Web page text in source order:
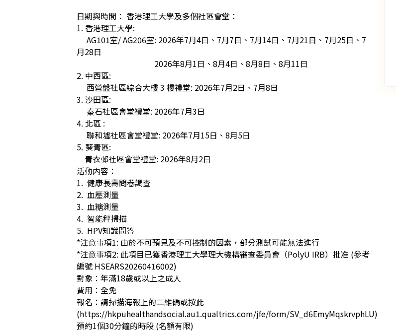
日期與時間： 香港理工大學及多個社區會堂：
1. 香港理工大學:
月28日
2. 中西區:
3. 沙田區:
4. 北區 :
5. 葵青區:
活動内容：
1.  健康長壽問卷調查
2.  血壓測量
3.  血糖測量
4.  智能秤掃描
5.  HPV知識問答
*注意事項1: 由於不可預見及不可控制的因素，部分測試可能無法進行
*注意事項2: 此項目已獲香港理工大學理大機構審查委員會（PolyU IRB）批准 (參考
編號 HSEARS20260416002)
對象：年滿18歲或以上之成人
費用：全免
報名：請掃描海報上的二維碼或按此
(https://hkpuhealthandsocial.au1.qualtrics.com/jfe/form/SV_d6EmyMqskrvphLU)
預約1個30分鐘的時段 (名額有限)